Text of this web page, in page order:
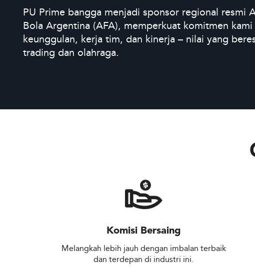
PU Prime bangga menjadi sponsor regional resmi
Bola Argentina (AFA), memperkuat komitmen kami
keunggulan, kerja tim, dan kinerja – nilai yang
trading dan olahraga.
Komisi Bersaing
Melangkah lebih jauh dengan imbalan terbaik
dan terdepan di industri ini.